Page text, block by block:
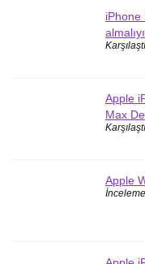
iPhone
Apple
Max
Apple
İnceleme